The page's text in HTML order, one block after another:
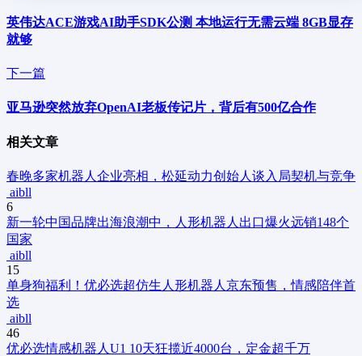
英伟达ACE游戏AI助手SDK公测 本地运行无需云端 8GB显存
就够
下一篇
亚马逊突然放弃OpenAI老板传记片，背后有500亿合作
相关文章
春晚多家机器人企业亮相，松延动力创始人谈入局契机与竞争
aibll
6
新一轮中国品牌出海浪潮中，人形机器人出口爆火远销148个
国家
aibll
15
单身狗福利！优必选超仿生人形机器人京东预售，情感陪伴首
选
aibll
46
优必选情感机器人U1 10天狂揽近4000台，定金超千万